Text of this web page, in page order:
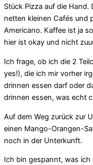
Stück Pizza auf die
netten kleinen Cafés und
Americano. Kaffee ist ja
hier ist okay und nicht
Ich frage, ob ich die 2
yes!), die ich mir vorher
drinnen essen darf oder
drinnen essen, was echt
Auf dem Weg zurück zur
einen Mango-Orangen-
noch in der Unterkunft.
Ich bin gespannt, was ich